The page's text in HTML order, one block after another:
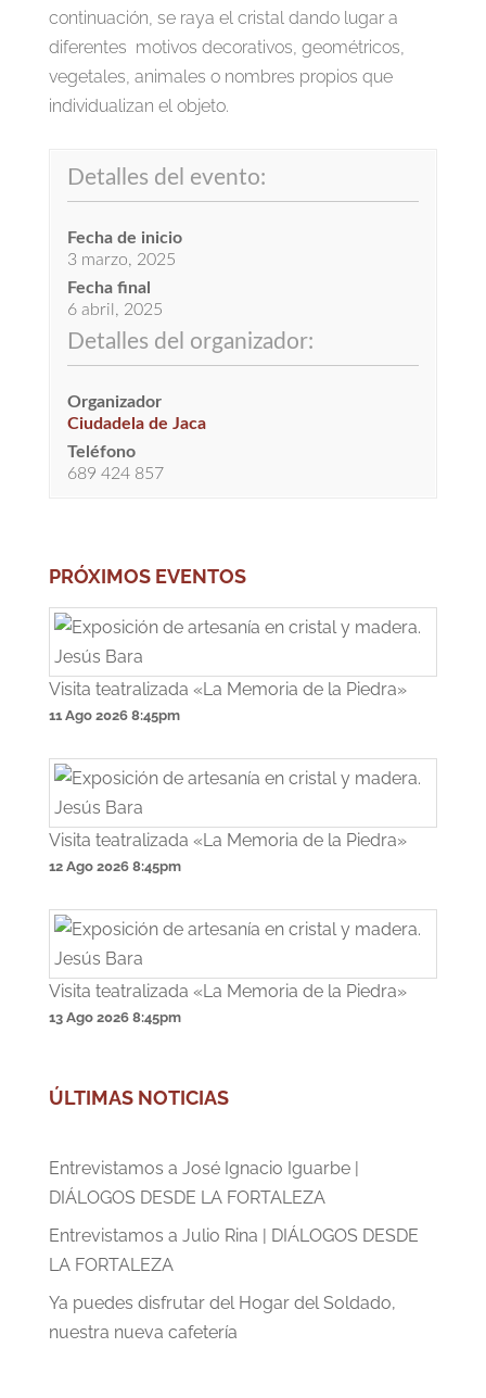
continuación, se raya el cristal dando lugar a
diferentes motivos decorativos, geométricos,
vegetales, animales o nombres propios que
individualizan el objeto.
Detalles del evento:
Fecha de inicio
3 marzo, 2025
Fecha final
6 abril, 2025
Detalles del organizador:
Organizador
Ciudadela de Jaca
Teléfono
689 424 857
PRÓXIMOS EVENTOS
Visita teatralizada «La Memoria de la Piedra»
11 Ago 2026 8:45pm
Visita teatralizada «La Memoria de la Piedra»
12 Ago 2026 8:45pm
Visita teatralizada «La Memoria de la Piedra»
13 Ago 2026 8:45pm
ÚLTIMAS NOTICIAS
Entrevistamos a José Ignacio Iguarbe |
DIÁLOGOS DESDE LA FORTALEZA
Entrevistamos a Julio Rina | DIÁLOGOS DESDE
LA FORTALEZA
Ya puedes disfrutar del Hogar del Soldado,
nuestra nueva cafetería